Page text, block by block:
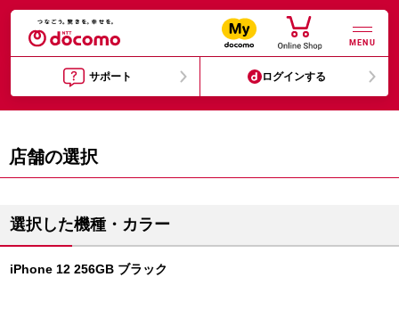
MENU
サポート ログインする
店舗の選択
選択した機種・カラー
iPhone 12 256GB ブラック